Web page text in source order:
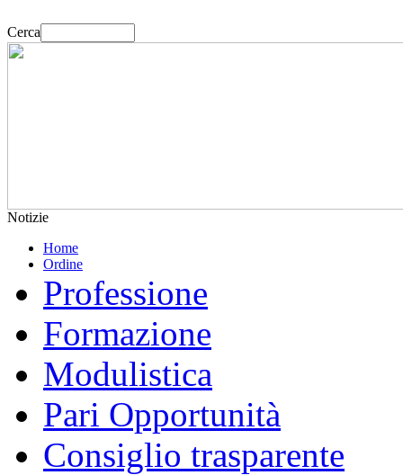
Cerca
Notizie
Home
Ordine
Professione
Formazione
Modulistica
Pari Opportunità
Consiglio trasparente